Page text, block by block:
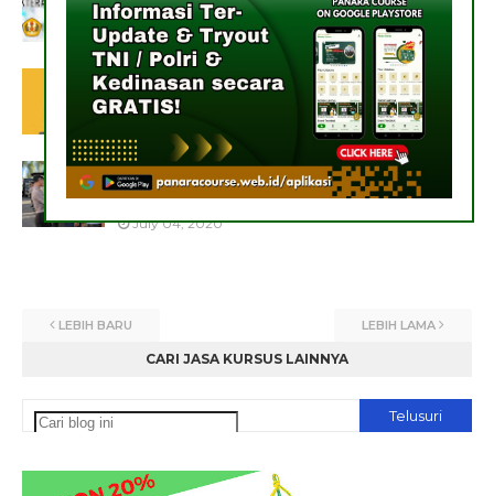
Yogyakarta Biaya Murah
July 26, 2020
Rekomendasi Bimbel CPNS & STAN
Yogyakarta Terjangkau
July 09, 2020
Cari Informasi Pusat Pendidikan
Pelatihan Satpam di Yogyakarta
July 04, 2020
LEBIH BARU LEBIH LAMA
CARI JASA KURSUS LAINNYA